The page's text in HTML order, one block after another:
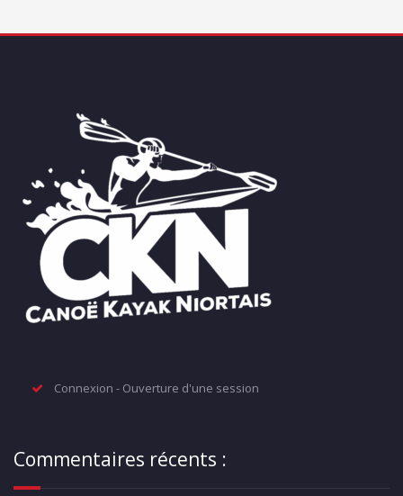
Connexion - Ouverture d'une session
Commentaires récents :